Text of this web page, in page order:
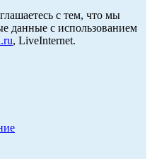
с тем, что мы
данные с использованием
, LiveInternet.